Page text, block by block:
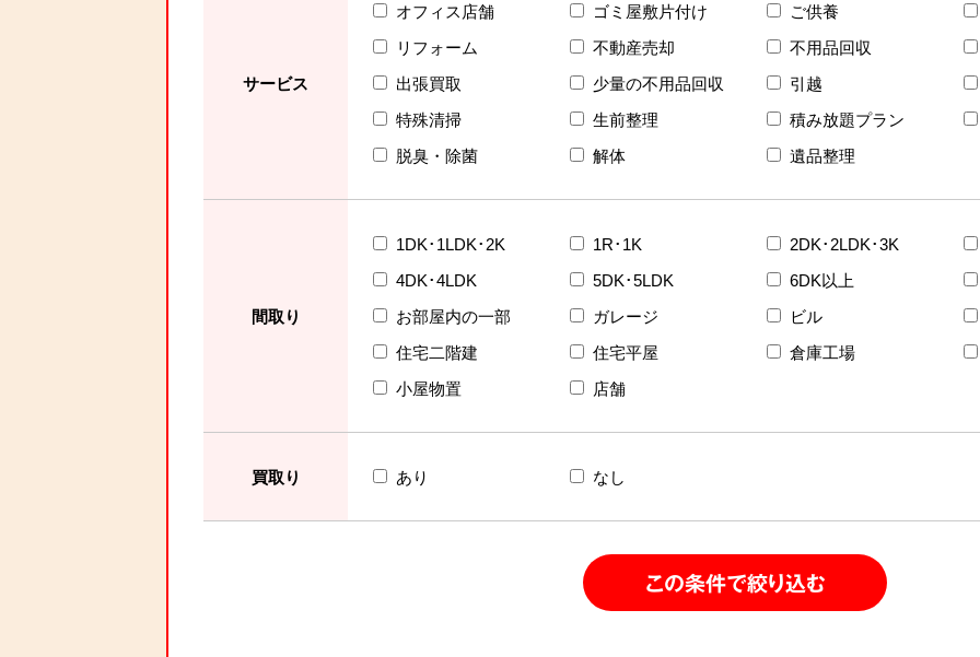
サービス
オフィス店舗 ゴミ屋敷片付け
ご供養
リフォーム
不動産売却
不用品回収
出張買取
少量の不用品回収
引越
特殊清掃
生前整理
積み放題プラン
脱臭・除菌
解体 遺品整理
間取り
1DK･1LDK･2K 1R･1K
2DK･2LDK･3K
4DK･4LDK
5DK･5LDK
6DK以上
お部屋内の一部
ガレージ
ビル
住宅二階建
住宅平屋
倉庫工場
小屋物置
店舗
買取り あり なし